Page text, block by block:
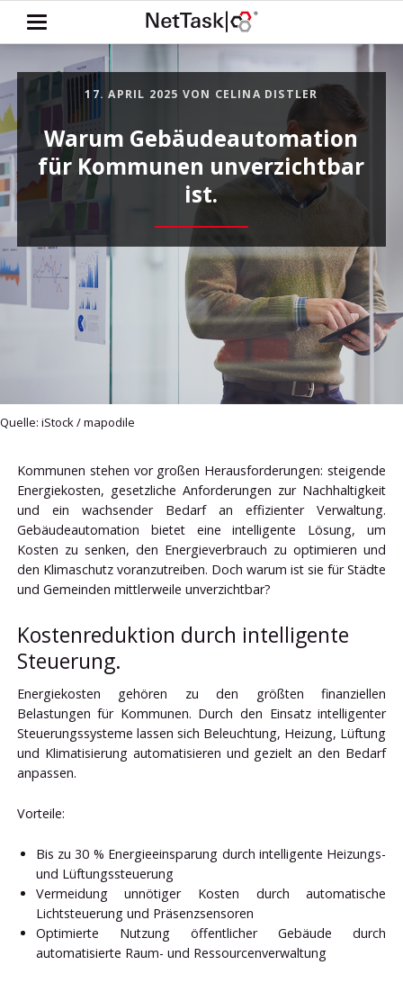
17. APRIL 2025 VON CELINA DISTLER
Warum Gebäudeautomation
für Kommunen unverzichtbar
ist.
Quelle: iStock / mapodile
Kommunen stehen vor großen Herausforderungen: steigende
Energiekosten, gesetzliche Anforderungen zur Nachhaltigkeit
und ein wachsender Bedarf an effizienter Verwaltung.
Gebäudeautomation bietet eine intelligente Lösung, um
Kosten zu senken, den Energieverbrauch zu optimieren und
den Klimaschutz voranzutreiben. Doch warum ist sie für Städte
und Gemeinden mittlerweile unverzichtbar?
Kostenreduktion durch intelligente
Steuerung.
Energiekosten gehören zu den größten finanziellen
Belastungen für Kommunen. Durch den Einsatz intelligenter
Steuerungssysteme lassen sich Beleuchtung, Heizung, Lüftung
und Klimatisierung automatisieren und gezielt an den Bedarf
anpassen.
Vorteile:
Bis zu 30 % Energieeinsparung durch intelligente Heizungs-
und Lüftungssteuerung
Vermeidung unnötiger Kosten durch automatische
Lichtsteuerung und Präsenzsensoren
Optimierte Nutzung öffentlicher Gebäude durch
automatisierte Raum- und Ressourcenverwaltung